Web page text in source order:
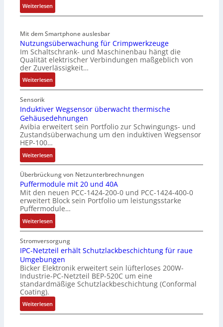
a
n
u
l
a
t
i
o
n
t
e
r
F
a
b
r
i
l
s
e
F
a
n
g
s
h
a
l
t
u
n
g
Weiterlesen:
B
t
t
e
r
i
e
l
s
e
M
u
l
t
i
t
u
r
n
-
K
i
t
E
n
c
o
e
Mit dem Smartphone auslesbar
Nutzungsüberwachung für Crimpwerkzeuge
Im Schaltschrank- und Maschinenbau hängt die
Qualität elektrischer Verbindungen maßgeblich von
der Zuverlässigkeit…
Weiterlesen:
N
t
z
u
n
s
ü
b
e
r
w
a
c
h
u
n
g
f
ü
r
C
r
i
Sensorik
Induktiver Wegsensor überwacht thermische
Gehäusedehnungen
Avibia erweitert sein Portfolio zur Schwingungs- und
Zustandsüberwachung um den induktiven Wegsensor
HEP-100…
Weiterlesen:
I
n
d
u
k
t
i
v
e
r
W
e
g
s
e
n
s
Überbrückung von Netzunterbrechnungen
Puffermodule mit 20 und 40A
Mit den neuen PCC-1424-200-0 und PCC-1424-400-0
erweitert Block sein Portfolio um leistungsstarke
Puffermodule…
Weiterlesen:
P
u
f
f
e
r
m
o
d
u
Stromversorgung
IPC-Netzteil erhält Schutzlackbeschichtung für raue
Umgebungen
Bicker Elektronik erweitert sein lüfterloses 200W-
Industrie-PC-Netzteil BEP-520C um eine
standardmäßige Schutzlackbeschichtung (Conformal
Coating).
Weiterlesen:
I